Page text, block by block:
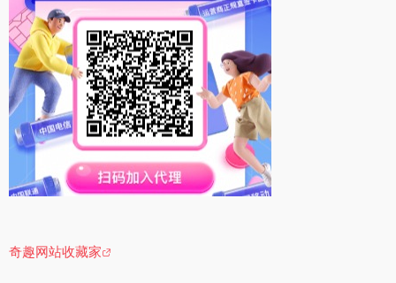
奇趣网站收藏家